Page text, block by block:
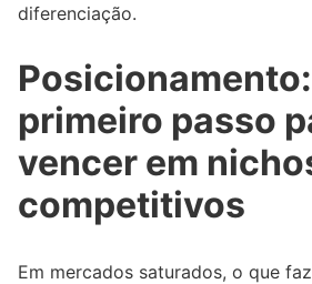
diferenciação.
primeiro passo
vencer em
competitivos
Em mercados saturados, o que